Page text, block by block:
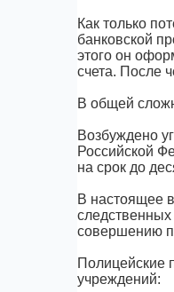
Как только
банковской
этого он
счета. После
В общей
Возбуждено
Российской
на срок до
В настоящее
совершению
Полицейские
учреждений: